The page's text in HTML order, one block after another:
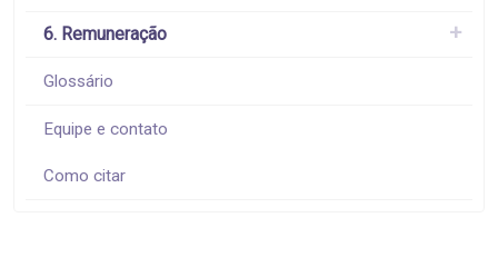
6. Remuneração
Glossário
Equipe e contato
Como citar